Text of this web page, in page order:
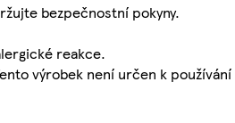
bezpečnostní pokyny.
reakce.
výrobek není určen k